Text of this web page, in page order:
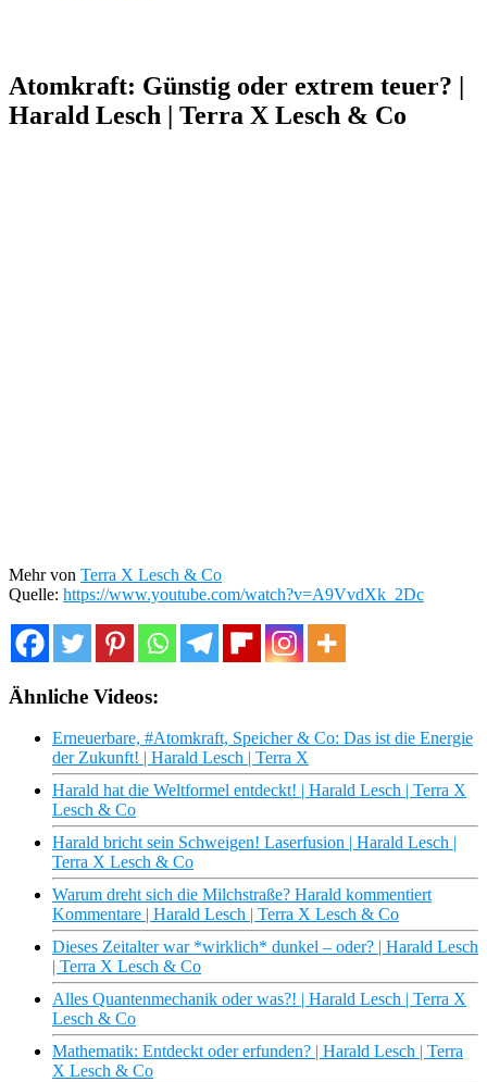
Atomkraft: Günstig oder extrem teuer? |
Harald Lesch | Terra X Lesch & Co
Mehr von Terra X Lesch & Co
Quelle: https://www.youtube.com/watch?v=A9VvdXk_2Dc
Ähnliche Videos:
Erneuerbare, #Atomkraft, Speicher & Co: Das ist die Energie
der Zukunft! | Harald Lesch | Terra X
Harald hat die Weltformel entdeckt! | Harald Lesch | Terra X
Lesch & Co
Harald bricht sein Schweigen! Laserfusion | Harald Lesch |
Terra X Lesch & Co
Warum dreht sich die Milchstraße? Harald kommentiert
Kommentare | Harald Lesch | Terra X Lesch & Co
Dieses Zeitalter war *wirklich* dunkel – oder? | Harald Lesch
| Terra X Lesch & Co
Alles Quantenmechanik oder was?! | Harald Lesch | Terra X
Lesch & Co
Mathematik: Entdeckt oder erfunden? | Harald Lesch | Terra
X Lesch & Co